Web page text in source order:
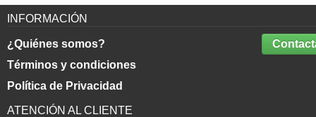
INFORMACIÓN
¿Quiénes somos?
Términos y condiciones
Política de Privacidad
ATENCIÓN AL CLIENTE